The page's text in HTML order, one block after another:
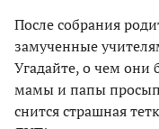
После собрания
замученные
Угадайте, о чем
мамы и папы
снится страшная